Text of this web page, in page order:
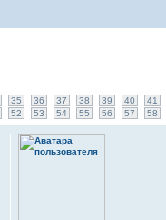
35 36 37 38 39 40 41
52 53 54 55 56 57 58